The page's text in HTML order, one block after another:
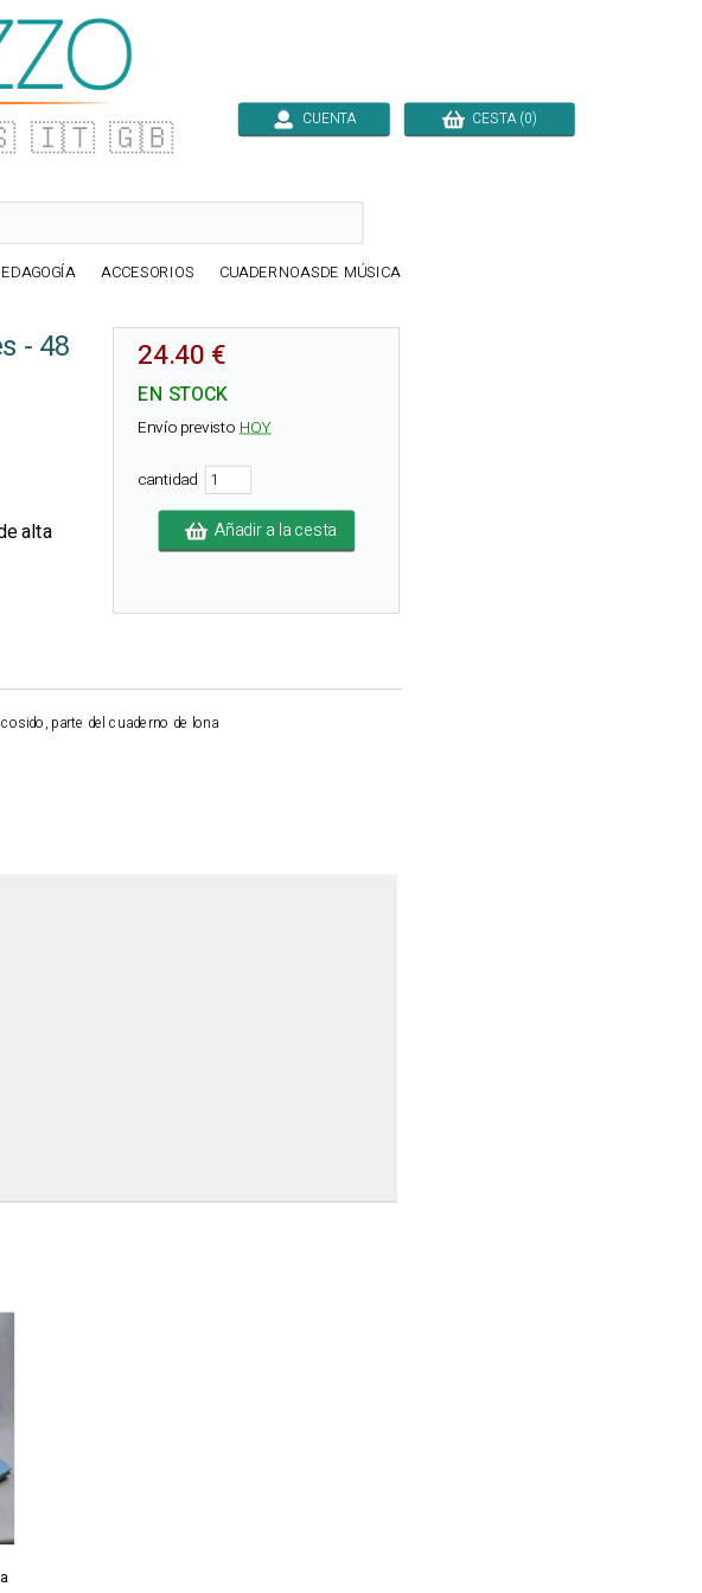
🇮🇹 🇬🇧 CUENTA CESTA (0)
ACCESORIOS CUADERNOASDE MÚSICA
- 48
alta
24.40 €
EN STOCK
Envío previstoHOY
cantidad
Añadir a la cesta
parte del cuaderno de lona